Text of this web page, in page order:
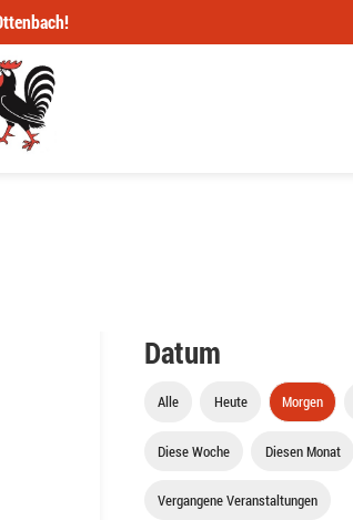
Datum
Alle Heute Morgen
Diese Woche Diesen Monat
Vergangene Veranstaltungen